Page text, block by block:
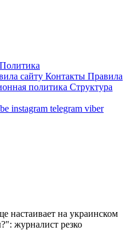
Политика
сайту Контакты Правила
политика Структура
instagram telegram viber
настаивает на украинском
журналист резко